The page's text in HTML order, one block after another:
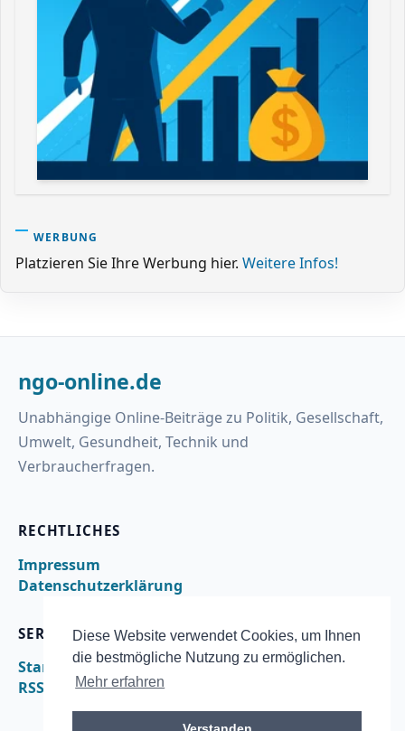
Diese Website verwendet Cookies, um Ihnen
die bestmögliche Nutzung zu ermöglichen.
Mehr erfahren
WERBUNG
Platzieren Sie Ihre Werbung hier. Weitere Infos!
ngo-online.de
Unabhängige Online-Beiträge zu Politik, Gesellschaft,
Umwelt, Gesundheit, Technik und
Verbraucherfragen.
RECHTLICHES
Impressum
Datenschutzerklärung
SERVICE
Startseite
RSS